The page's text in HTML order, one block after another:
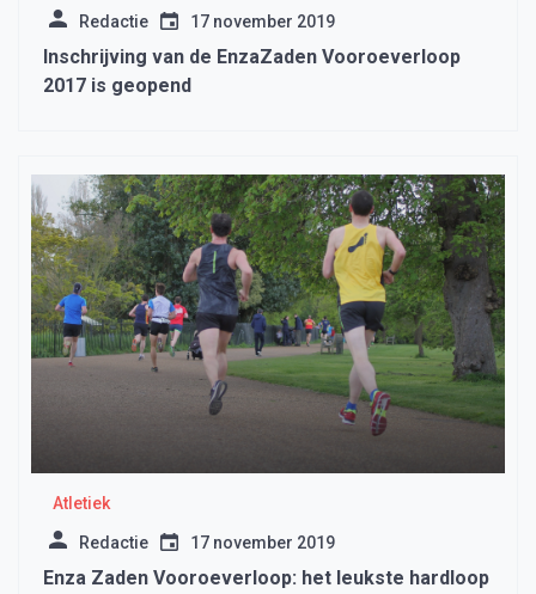
Redactie 17 november 2019
Inschrijving van de EnzaZaden Vooroeverloop
2017 is geopend
Atletiek
Redactie 17 november 2019
Enza Zaden Vooroeverloop: het leukste hardloop